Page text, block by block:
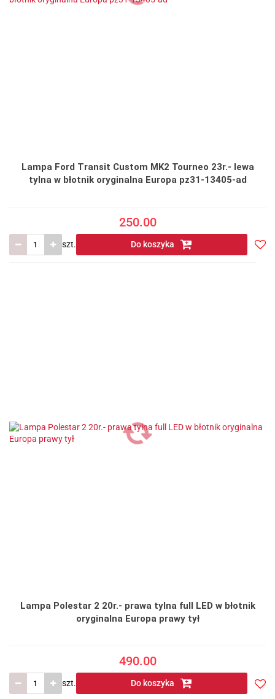
Lampa Ford Transit Custom MK2 Tourneo 23r.- lewa
tylna w błotnik oryginalna Europa pz31-13405-ad
250.00
szt. Do koszyka
Lampa Polestar 2 20r.- prawa tylna full LED w błotnik
oryginalna Europa prawy tył
490.00
szt. Do koszyka